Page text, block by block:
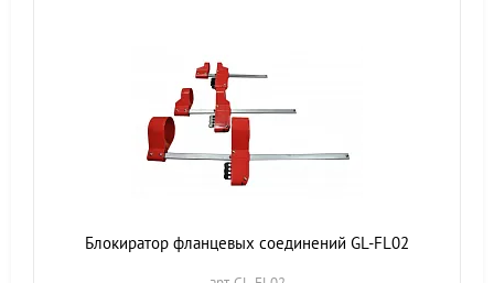
Блокиратор фланцевых соединений GL-FL02